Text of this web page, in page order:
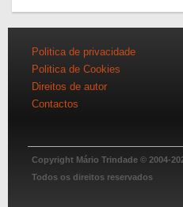
Politica de privacidade
Politica de Cookies
Direitos de autor
Contactos
Copyright Mário Trindade © 2004-
Todos os direitos reservados